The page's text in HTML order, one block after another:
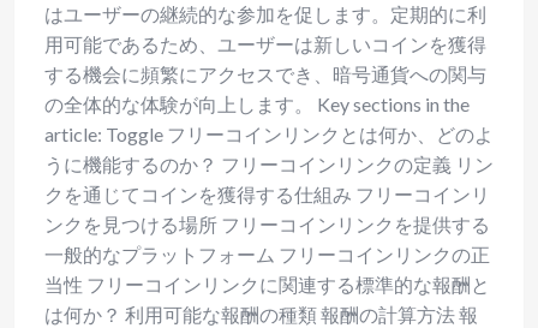
はユーザーの継続的な参加を促します。定期的に利
用可能であるため、ユーザーは新しいコインを獲得
する機会に頻繁にアクセスでき、暗号通貨への関与
の全体的な体験が向上します。 Key sections in the
article: Toggle フリーコインリンクとは何か、どのよ
うに機能するのか？ フリーコインリンクの定義 リン
クを通じてコインを獲得する仕組み フリーコインリ
ンクを見つける場所 フリーコインリンクを提供する
一般的なプラットフォーム フリーコインリンクの正
当性 フリーコインリンクに関連する標準的な報酬と
は何か？ 利用可能な報酬の種類 報酬の計算方法 報